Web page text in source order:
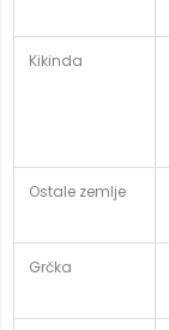
Kikinda
Ostale zemlje
Grčka